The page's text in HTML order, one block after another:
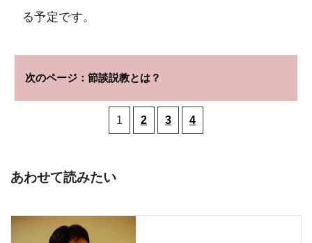
る予定です。
節談説教とは？
1 2 3 4
あわせて読みたい